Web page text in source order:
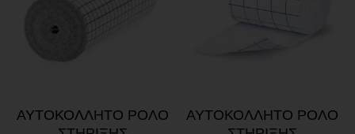
ΑΥΤΟΚΟΛΛΗΤΟ ΡΟΛΟ
ΑΥΤΟΚΟΛΛΗΤΟ ΡΟΛΟ